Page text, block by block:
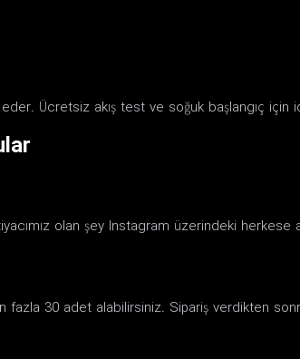
Ücretsiz akış test ve soğuk başlangıç için
olan şey Instagram üzerindeki herkese
30 adet alabilirsiniz. Sipariş verdikten